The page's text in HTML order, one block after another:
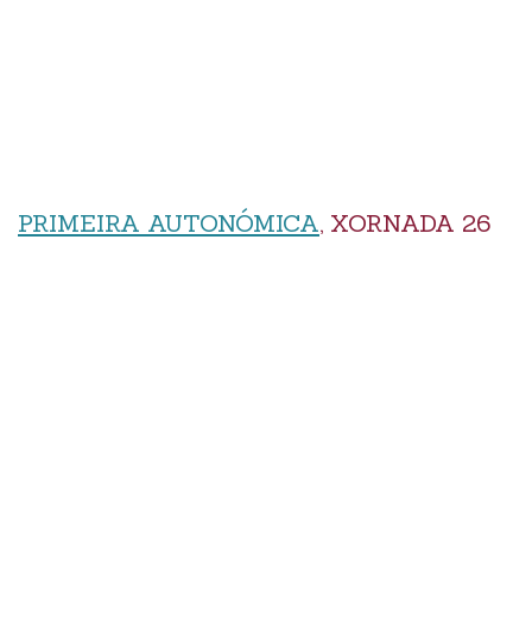
PRIMEIRA AUTONÓMICA, XORNADA 26